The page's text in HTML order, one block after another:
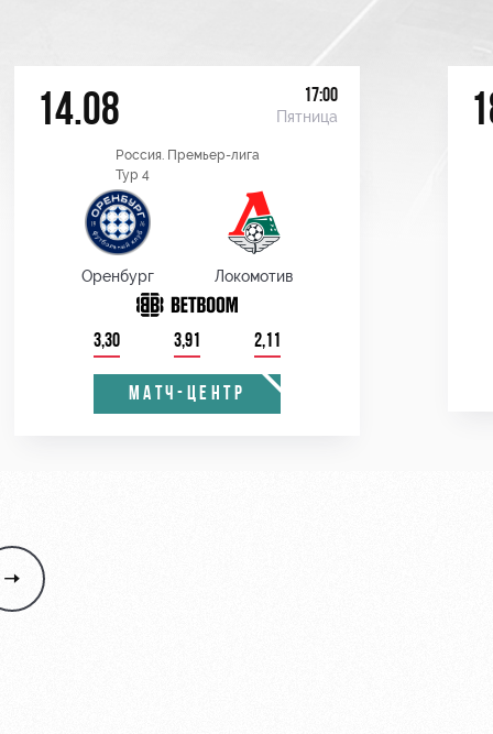
14.08 17:00
Пятница
Россия. Премьер-лига
Тур 4
Оренбург Локомотив
3,30 3,91 2,11
МАТЧ-ЦЕНТР